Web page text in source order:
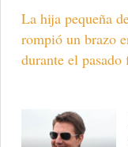
La hija pequeña
rompió un brazo
durante el pasado